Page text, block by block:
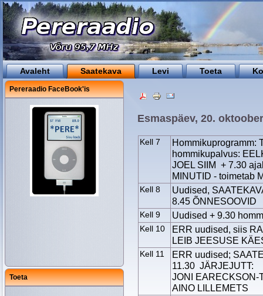
Avaleht Saatekava Levi Toeta
Pereraadio FaceBook'is
Toeta
Esmaspäev, 20. oktoober
Kell 7
Hommikuprogramm:
hommikupalvus:
JOEL SIIM + 7.30
MINUTID - toimetab
Kell 8
Uudised,
8.45 ÕNNESOOVID
Kell 9 Uudised + 9.30
Kell 10
ERR uudised, siis
LEIB JEESUSE
Kell 11
ERR uudised;
11.30 JÄRJEJUTT:
JONI EARECKSON-
AINO LILLEMETS